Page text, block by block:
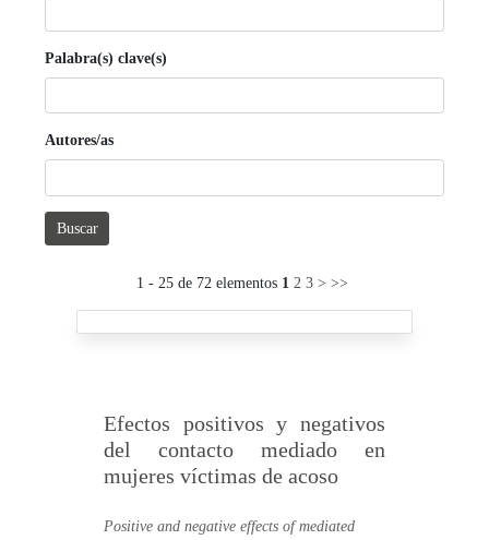
Palabra(s) clave(s)
Autores/as
Buscar
1 - 25 de 72 elementos 1 2 3 > >>
Efectos positivos y negativos
del contacto mediado en
mujeres víctimas de acoso
Positive and negative effects of mediated